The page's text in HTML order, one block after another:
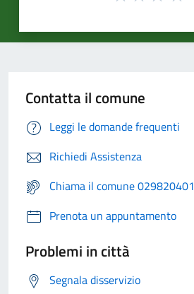
Contatta il comune
Leggi le domande frequenti
Richiedi Assistenza
Chiama il comune 029820401
Prenota un appuntamento
Problemi in città
Segnala disservizio